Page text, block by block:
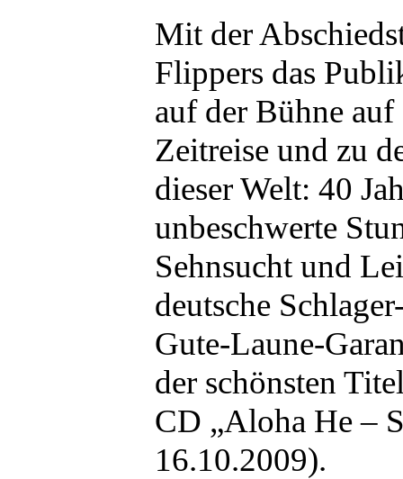
Mit der
Flippers das
auf der Bühne
Zeitreise und zu
dieser Welt: 40
unbeschwerte
Sehnsucht und
deutsche
Gute-Laune-
der schönsten
CD „Aloha He –
16.10.2009).